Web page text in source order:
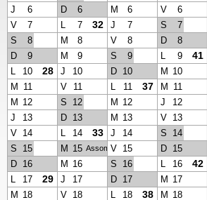
J
6 D 6 M 6 V 6
V
7 L 7 32 J 7 S 7
S
8 M 8 V 8 D 8
D
9 M 9 S 9 L 9 41
L
10 28 J 10 D 10 M 10
M
11 V 11 L 11 37 M 11
M 12 S 12 M 12 J 12
J
13 D 13 M 13 V 13
V 14 L 14 33 J 14 S 14
S
15 M 15 Assomption
V 15 D 15
D 16 M 16 S 16 L 16 42
L
17 29 J 17 D 17 M 17
M 18 V 18 L 18 38 M 18